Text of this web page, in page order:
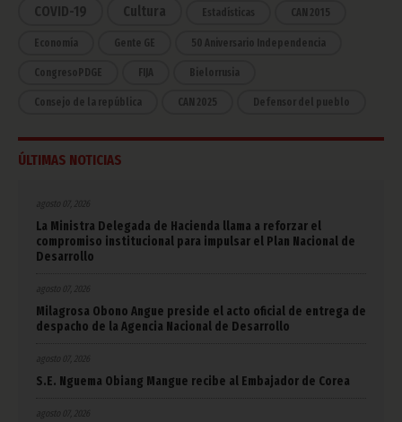
COVID-19 Cultura Estadísticas CAN 2015
Economía Gente GE 50 Aniversario Independencia
CongresoPDGE FIJA Bielorrusia
Consejo de la república CAN 2025 Defensor del pueblo
ÚLTIMAS NOTICIAS
agosto 07, 2026
La Ministra Delegada de Hacienda llama a reforzar el
compromiso institucional para impulsar el Plan Nacional de
Desarrollo
agosto 07, 2026
Milagrosa Obono Angue preside el acto oficial de entrega de
despacho de la Agencia Nacional de Desarrollo
agosto 07, 2026
S.E. Nguema Obiang Mangue recibe al Embajador de Corea
agosto 07, 2026